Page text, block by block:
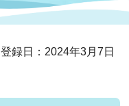
登録日：2024年3月7日